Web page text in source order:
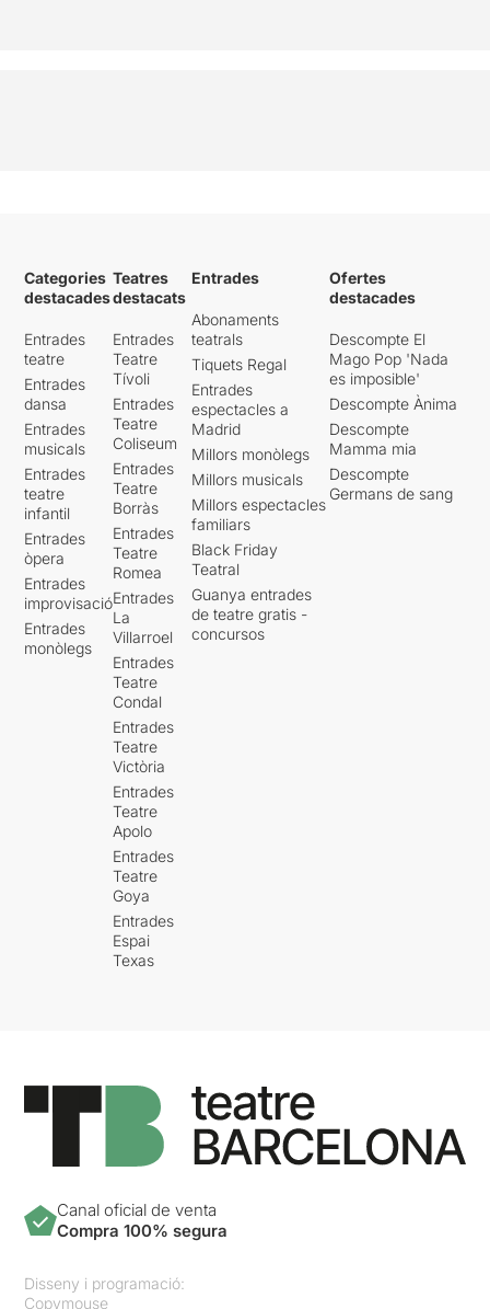
Categories
destacades
Entrades
teatre
Entrades
dansa
Entrades
musicals
Entrades
teatre
infantil
Entrades
òpera
Entrades
improvisació
Entrades
monòlegs
Teatres
destacats
Entrades
Teatre
Tívoli
Entrades
Teatre
Coliseum
Entrades
Teatre
Borràs
Entrades
Teatre
Romea
Entrades
La
Villarroel
Entrades
Teatre
Condal
Entrades
Teatre
Victòria
Entrades
Teatre
Apolo
Entrades
Teatre
Goya
Entrades
Espai
Texas
Entrades
Abonaments
teatrals
Tiquets Regal
Entrades
espectacles a
Madrid
Millors monòlegs
Millors musicals
Millors espectacles
familiars
Black Friday
Teatral
Guanya entrades
de teatre gratis -
concursos
Ofertes
destacades
Descompte El
Mago Pop 'Nada
es imposible'
Descompte Ànima
Descompte
Mamma mia
Descompte
Germans de sang
Canal oficial de venta
Compra 100% segura
Disseny i programació:
Copymouse